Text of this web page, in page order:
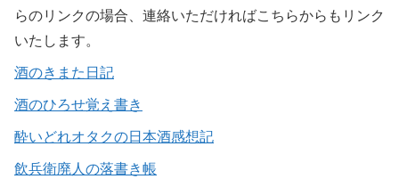
らのリンクの場合、連絡いただければこちらからもリンク
いたします。
酒のきまた日記
酒のひろせ覚え書き
酔いどれオタクの日本酒感想記
飲兵衛廃人の落書き帳